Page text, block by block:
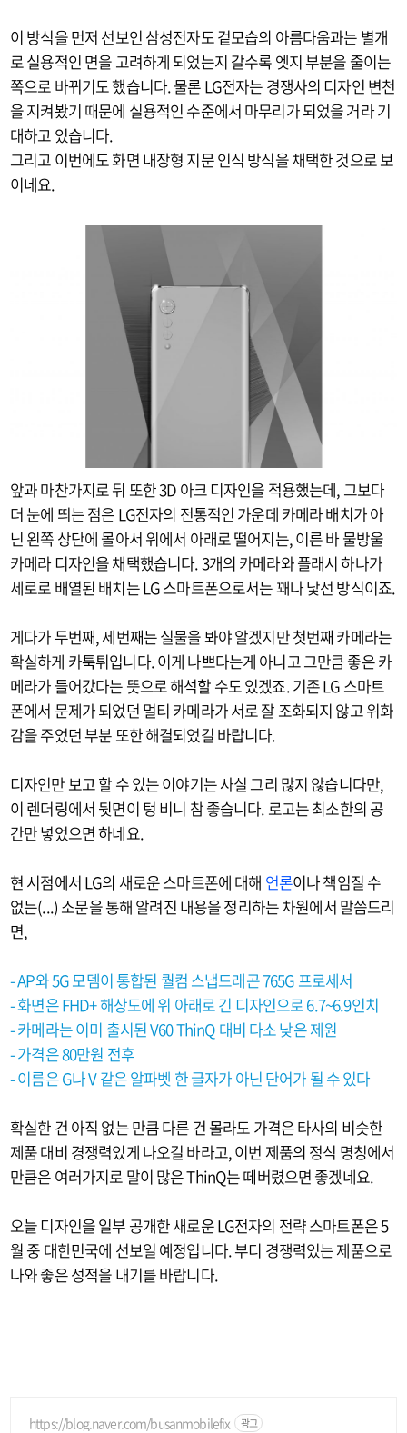
이 방식을 먼저 선보인 삼성전자도 겉모습의 아름다움과는 별개
로 실용적인 면을 고려하게 되었는지 갈수록 엣지 부분을 줄이는
쪽으로 바뀌기도 했습니다. 물론 LG전자는 경쟁사의 디자인 변천
을 지켜봤기 때문에 실용적인 수준에서 마무리가 되었을 거라 기
대하고 있습니다.
그리고 이번에도 화면 내장형 지문 인식 방식을 채택한 것으로 보
이네요.
앞과 마찬가지로 뒤 또한 3D 아크 디자인을 적용했는데, 그보다
더 눈에 띄는 점은 LG전자의 전통적인 가운데 카메라 배치가 아
닌 왼쪽 상단에 몰아서 위에서 아래로 떨어지는, 이른 바 물방울
카메라 디자인을 채택했습니다. 3개의 카메라와 플래시 하나가
세로로 배열된 배치는 LG 스마트폰으로서는 꽤나 낯선 방식이죠.
게다가 두번째, 세번째는 실물을 봐야 알겠지만 첫번째 카메라는
확실하게 카툭튀입니다. 이게 나쁘다는게 아니고 그만큼 좋은 카
메라가 들어갔다는 뜻으로 해석할 수도 있겠죠. 기존 LG 스마트
폰에서 문제가 되었던 멀티 카메라가 서로 잘 조화되지 않고 위화
감을 주었던 부분 또한 해결되었길 바랍니다.
디자인만 보고 할 수 있는 이야기는 사실 그리 많지 않습니다만,
이 렌더링에서 뒷면이 텅 비니 참 좋습니다. 로고는 최소한의 공
간만 넣었으면 하네요.
현 시점에서 LG의 새로운 스마트폰에 대해 언론이나 책임질 수
없는(...) 소문을 통해 알려진 내용을 정리하는 차원에서 말씀드리
면,
- AP와 5G 모뎀이 통합된 퀄컴 스냅드래곤 765G 프로세서
- 화면은 FHD+ 해상도에 위 아래로 긴 디자인으로 6.7~6.9인치
- 카메라는 이미 출시된 V60 ThinQ 대비 다소 낮은 제원
- 가격은 80만원 전후
- 이름은 G나 V 같은 알파벳 한 글자가 아닌 단어가 될 수 있다
확실한 건 아직 없는 만큼 다른 건 몰라도 가격은 타사의 비슷한
제품 대비 경쟁력있게 나오길 바라고, 이번 제품의 정식 명칭에서
만큼은 여러가지로 말이 많은 ThinQ는 떼버렸으면 좋겠네요.
오늘 디자인을 일부 공개한 새로운 LG전자의 전략 스마트폰은 5
월 중 대한민국에 선보일 예정입니다. 부디 경쟁력있는 제품으로
나와 좋은 성적을 내기를 바랍니다.
https://blog.naver.com/busanmobilefix 광고